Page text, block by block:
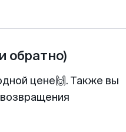
обратно)
цене🙌. Также вы